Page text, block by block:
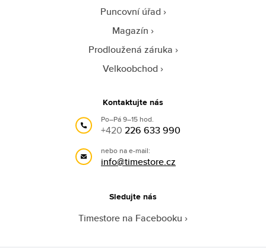
Puncovní úřad
Magazín
Prodloužená záruka
Velkoobchod
Kontaktujte nás
Po–Pá 9–15 hod.
+420 226 633 990
nebo na e-mail:
info@timestore.cz
Sledujte nás
Timestore na Facebooku